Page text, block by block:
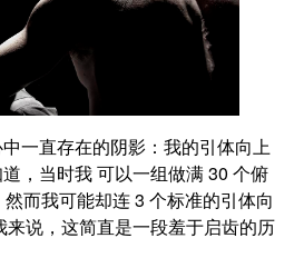
一直存在的阴影：我的引体向上
，当时我 可以一组做满30 个俯
然而我可能却连3 个标准的引体向
说，这简直是一段羞于启齿的历